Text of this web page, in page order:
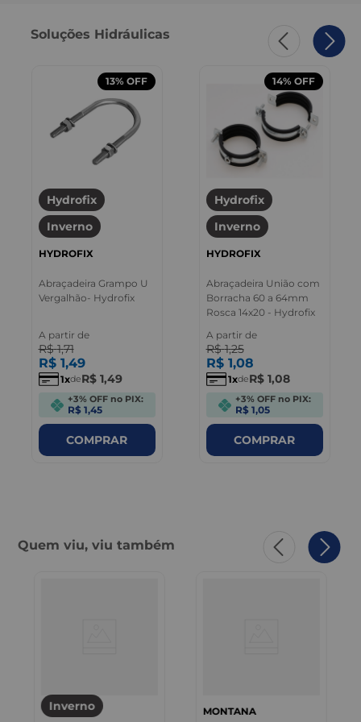
Soluções Hidráulicas
13% OFF
Hydrofix
Inverno
HYDROFIX
Abraçadeira Grampo U
Vergalhão- Hydrofix
A partir de
R$ 1,71
R$ 1,49
1 deR$ 1,49
+3% OFF no PIX:
R$ 1,45
COMPRAR
14% OFF
Hydrofix
Inverno
HYDROFIX
Abraçadeira União com
Borracha 60 a 64mm
Rosca 14x20 - Hydrofix
A partir de
R$ 1,25
R$ 1,08
1 deR$ 1,08
+3% OFF no PIX:
R$ 1,05
COMPRAR
Quem viu, viu também
Inverno MONTANA